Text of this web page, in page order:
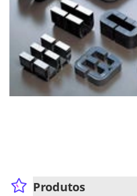
Produtos